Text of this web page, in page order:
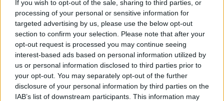
If you wish to opt-out of the sale, sharing to third parties, or
processing of your personal or sensitive information for
targeted advertising by us, please use the below opt-out
section to confirm your selection. Please note that after your
opt-out request is processed you may continue seeing
interest-based ads based on personal information utilized by
us or personal information disclosed to third parties prior to
your opt-out. You may separately opt-out of the further
disclosure of your personal information by third parties on the
IAB’s list of downstream participants. This information may
ανέφερε εν προκειμένω.
Γενικά, «δίνουμε ό,τι μπορούμε» και μάλιστα σε
εποχές που «δεν είναι εύκολες», διαβεβαίωσε ο
υφυπουργός παρά τω πρωθυπουργώ, με την
πρόσθετη παρατήρηση ότι «η οικονομία μας
δείχνει ανθεκτικότητα, κάτι έχει λειτουργήσει
καλά».